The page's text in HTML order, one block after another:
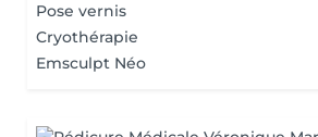
Pose vernis
Cryothérapie
Emsculpt Néo